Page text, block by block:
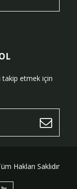
takip etmek için
Hakları Saklıdır